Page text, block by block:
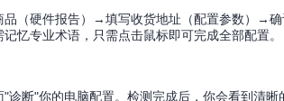
（硬件报告）→填写收货地址（配置参数）→
忆专业术语，只需点击鼠标即可完成全部配置。
诊断"你的电脑配置。检测完成后，你会看到清